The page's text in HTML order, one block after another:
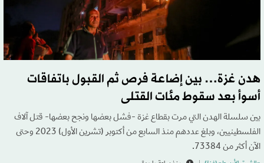
هدن غزة… بين إضاعة فرص ثم القبول باتفاقات
أسوأ بعد سقوط مئات القتلى
بين سلسلة الهدن التي مرت بقطاع غزة -فشل بعضها ونجح بعضها- قتل آلاف
الفلسطينيين، وبلغ عددهم منذ السابع من أكتوبر (تشرين الأول) 2023 وحتى
الآن أكثر من 73384.